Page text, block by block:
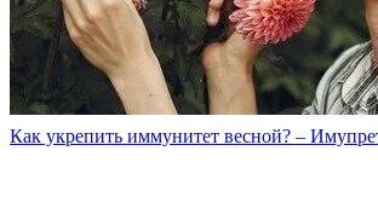
Как укрепить иммунитет весной? –